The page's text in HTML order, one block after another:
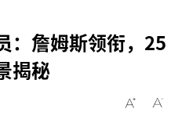
：詹姆斯领衔，25
揭秘